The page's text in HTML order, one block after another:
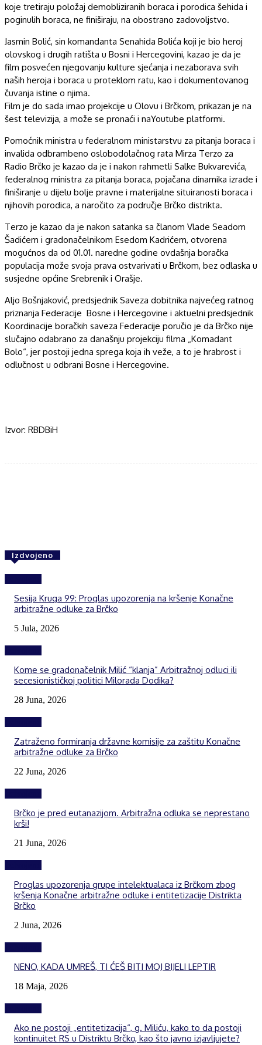
koje tretiraju položaj demobliziranih boraca i porodica šehida i
poginulih boraca, ne finiširaju, na obostrano zadovoljstvo.
Jasmin Bolić, sin komandanta Senahida Bolića koji je bio heroj
olovskog i drugih ratišta u Bosni i Hercegovini, kazao je da je
film posvećen njegovanju kulture sjećanja i nezaborava svih
naših heroja i boraca u proteklom ratu, kao i dokumentovanog
čuvanja istine o njima.
Film je do sada imao projekcije u Olovu i Brčkom, prikazan je na
šest televizija, a može se pronaći i naYoutube platformi.
Pomoćnik ministra u federalnom ministarstvu za pitanja boraca i
invalida odbrambeno oslobodolačnog rata Mirza Terzo za
Radio Brčko je kazao da je i nakon rahmetli Salke Bukvarevića,
federalnog ministra za pitanja boraca, pojačana dinamika izrade i
finiširanje u dijelu bolje pravne i materijalne situiranosti boraca i
njihovih porodica, a naročito za područje Brčko distrikta.
Terzo je kazao da je nakon satanka sa članom Vlade Seadom
Šadićem i gradonačelnikom Esedom Kadrićem, otvorena
mogućnos da od 01.01. naredne godine ovdašnja boračka
populacija može svoja prava ostvarivati u Brčkom, bez odlaska u
susjedne općine Srebrenik i Orašje.
Aljo Bošnjaković, predsjednik Saveza dobitnika najvećeg ratnog
priznanja Federacije Bosne i Hercegovine i aktuelni predsjednik
Koordinacije boračkih saveza Federacije poručio je da Brčko nije
slučajno odabrano za današnju projekciju filma „Komadant
Bolo“, jer postoji jedna sprega koja ih veže, a to je hrabrost i
odlučnost u odbrani Bosne i Hercegovine.
Izvor: RBDBiH
Izdvojeno
Sesija Kruga 99: Proglas upozorenja na kršenje Konačne
arbitražne odluke za Brčko
5 Jula, 2026
Kome se gradonačelnik Milić “klanja” Arbitražnoj odluci ili
secesionističkoj politici Milorada Dodika?
28 Juna, 2026
Zatraženo formiranja državne komisije za zaštitu Konačne
arbitražne odluke za Brčko
22 Juna, 2026
Brčko je pred eutanazijom. Arbitražna odluka se neprestano
krši!
21 Juna, 2026
Proglas upozorenja grupe intelektualaca iz Brčkom zbog
kršenja Konačne arbitražne odluke i entitetizacije Distrikta
Brčko
2 Juna, 2026
NENO, KADA UMREŠ, TI ĆEŠ BITI MOJ BIJELI LEPTIR
18 Maja, 2026
Ako ne postoji „entitetizacija“, g. Miliću, kako to da postoji
kontinuitet RS u Distriktu Brčko, kao što javno izjavljujete?